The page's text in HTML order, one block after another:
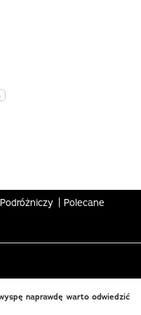
Polecane
naprawdę warto odwiedzić